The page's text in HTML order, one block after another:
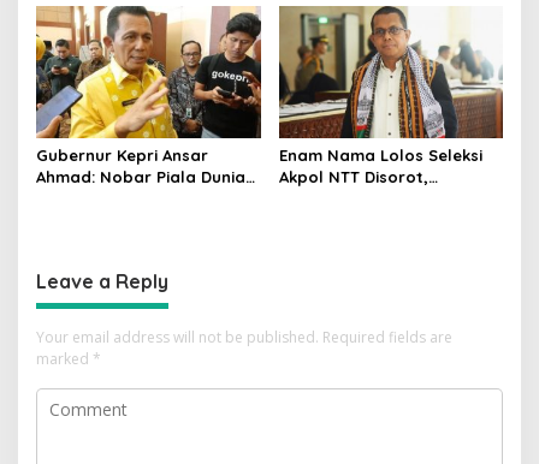
Pasangan
Suku demi Ciptakan
Perdamaian
Gubernur Kepri Ansar
Ahmad: Nobar Piala Dunia
Enam Nama Lolos Seleksi
Akpol NTT Disorot,
Leave a Reply
Your email address will not be published. Required fields are
marked *